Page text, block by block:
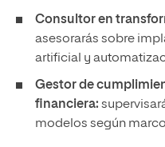
Consultor en
asesorarás sobre
artificial y
Gestor de
financiera:
modelos según